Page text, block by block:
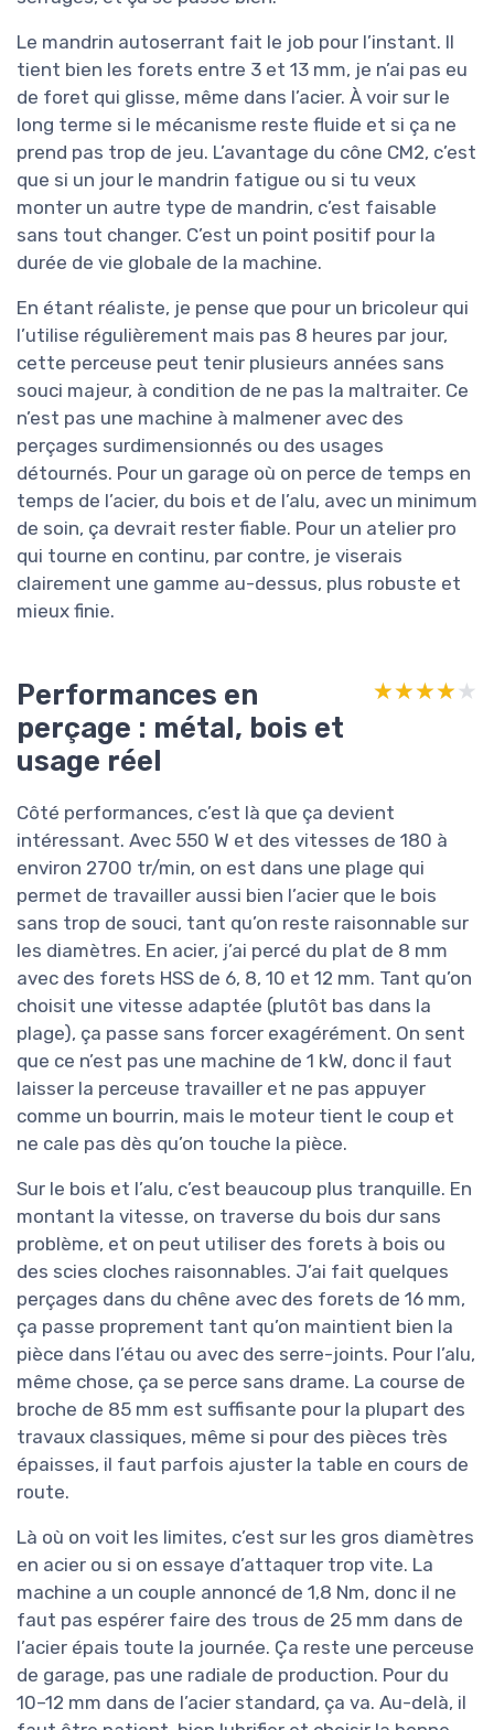
Le mandrin autoserrant fait le job pour l’instant. Il
tient bien les forets entre 3 et 13 mm, je n’ai pas eu
de foret qui glisse, même dans l’acier. À voir sur le
long terme si le mécanisme reste fluide et si ça ne
prend pas trop de jeu. L’avantage du cône CM2, c’est
que si un jour le mandrin fatigue ou si tu veux
monter un autre type de mandrin, c’est faisable
sans tout changer. C’est un point positif pour la
durée de vie globale de la machine.
En étant réaliste, je pense que pour un bricoleur qui
l’utilise régulièrement mais pas 8 heures par jour,
cette perceuse peut tenir plusieurs années sans
souci majeur, à condition de ne pas la maltraiter. Ce
n’est pas une machine à malmener avec des
perçages surdimensionnés ou des usages
détournés. Pour un garage où on perce de temps en
temps de l’acier, du bois et de l’alu, avec un minimum
de soin, ça devrait rester fiable. Pour un atelier pro
qui tourne en continu, par contre, je viserais
clairement une gamme au-dessus, plus robuste et
mieux finie.
Performances en
perçage : métal, bois et
usage réel
★★★★★
★★★★★
Côté performances, c’est là que ça devient
intéressant. Avec 550 W et des vitesses de 180 à
environ 2700 tr/min, on est dans une plage qui
permet de travailler aussi bien l’acier que le bois
sans trop de souci, tant qu’on reste raisonnable sur
les diamètres. En acier, j’ai percé du plat de 8 mm
avec des forets HSS de 6, 8, 10 et 12 mm. Tant qu’on
choisit une vitesse adaptée (plutôt bas dans la
plage), ça passe sans forcer exagérément. On sent
que ce n’est pas une machine de 1 kW, donc il faut
laisser la perceuse travailler et ne pas appuyer
comme un bourrin, mais le moteur tient le coup et
ne cale pas dès qu’on touche la pièce.
Sur le bois et l’alu, c’est beaucoup plus tranquille. En
montant la vitesse, on traverse du bois dur sans
problème, et on peut utiliser des forets à bois ou
des scies cloches raisonnables. J’ai fait quelques
perçages dans du chêne avec des forets de 16 mm,
ça passe proprement tant qu’on maintient bien la
pièce dans l’étau ou avec des serre-joints. Pour l’alu,
même chose, ça se perce sans drame. La course de
broche de 85 mm est suffisante pour la plupart des
travaux classiques, même si pour des pièces très
épaisses, il faut parfois ajuster la table en cours de
route.
Là où on voit les limites, c’est sur les gros diamètres
en acier ou si on essaye d’attaquer trop vite. La
machine a un couple annoncé de 1,8 Nm, donc il ne
faut pas espérer faire des trous de 25 mm dans de
l’acier épais toute la journée. Ça reste une perceuse
de garage, pas une radiale de production. Pour du
10–12 mm dans de l’acier standard, ça va. Au-delà, il